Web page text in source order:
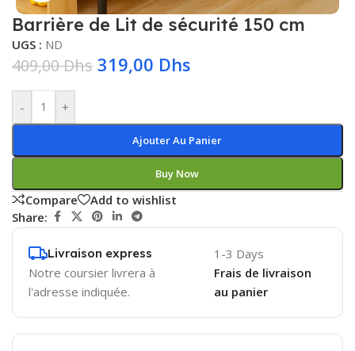
Barrière de Lit de sécurité 150 cm
UGS : ND
409,00Dhs 319,00 Dhs
- +
Ajouter Au Panier
Buy Now
Compare
Add to wishlist
Share:
Livraison express
Notre coursier livrera à
l'adresse indiquée.
1-3 Days
Frais de livraison
au panier